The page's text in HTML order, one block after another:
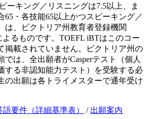
ーキング／リスニングは7.5以上、ま
65・各技能65以上かつスピーキング／
は、ビクトリア州教育者登録機関
よるものです。TOEFL iBTはこのコー
掲載されていません。ビクトリア州の
は、全出願者がCasperテスト（個人
する非認知能力テスト）を受験する必
の出願は各トライメスターで通年受け
語要件（詳細基準表） / 出願案内